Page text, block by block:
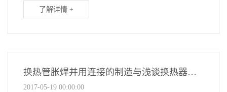
了解详情 +
换热管胀焊并用连接的制造与浅谈换热器管板
2017-05-19 00:00:00